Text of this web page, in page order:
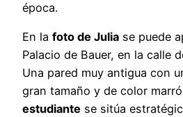
época.
En la foto de Julia se puede
Palacio de Bauer, en la calle
Una pared muy antigua con
gran tamaño y de color
estudiante se sitúa